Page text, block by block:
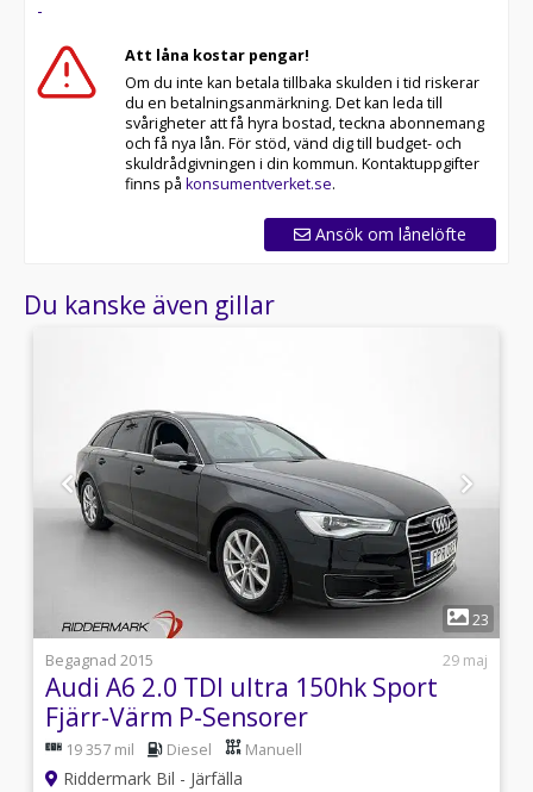
* Våra bilar är testade på över 100 punkter
* Kvalitetssäkrade bilar
Telefontider:
Besökstider i butik:
RIDDERMARK BIL TRYGGHETSPAKET:
60 månaders garanti och komplettera med extra
hjuluppsättningar till bra priser. Gör ditt bilköp tryggt
Med korta lagertider försvinner våra bilar snabbt! Ring
Se hur vi genomför våra tester här:
Välkomna!
Utrustning/Tillbehör:
Fjärrstyrd dieselvärmare,BOSE ljudsystem,Infällbar
dragkrok,Skinn/Alcantara klädsel,Navigation,Keyless
system,Motorvärmare,Elektrisk bagagelucka,4-Zons
klimatanläggning,Parkeringssensorer fram &
bak,Avbländande
fram,Parkeringssensorer bak,El-hissar fram och
bak,Multifunktionsratt,Sätesvärme,ISOFIX-fästen,Två
brukare,Svensksåld
-
Att låna kostar pengar!
Om du inte kan betala tillbaka skulden i tid riskerar
du en betalningsanmärkning. Det kan leda till
svårigheter att få hyra bostad, teckna abonnemang
och få nya lån. För stöd, vänd dig till budget- och
skuldrådgivningen i din kommun. Kontaktuppgifter
finns på konsumentverket.se.
Ansök om lånelöfte
Du kanske även gillar
1
23
Begagnad 2015
29 maj
Audi A6 2.0 TDI ultra 150hk Sport
Fjärr-Värm P-Sensorer
19 357 mil Diesel Manuell
Riddermark Bil - Järfälla